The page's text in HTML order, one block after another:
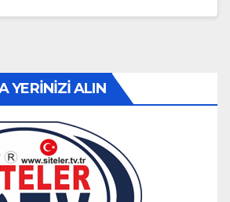
YERİNİZİ ALIN